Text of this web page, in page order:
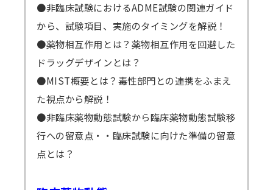
●非臨床試験におけるADME試験の関連ガイド
から、試験項目、実施のタイミングを解説！
●薬物相互作用とは？薬物相互作用を回避した
ドラッグデザインとは？
●MIST概要とは？毒性部門との連携をふまえ
た視点から解説！
●非臨床薬物動態試験から臨床薬物動態試験移
行への留意点・・臨床試験に向けた準備の留意
点とは？